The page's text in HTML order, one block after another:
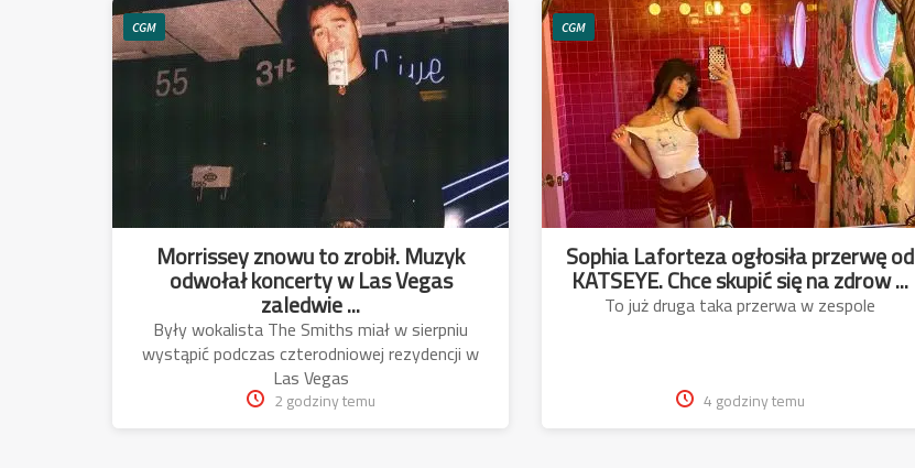
CGM
Morrissey znowu to zrobił. Muzyk
odwołał koncerty w Las Vegas
zaledwie ...
Były wokalista The Smiths miał w sierpniu
wystąpić podczas czterodniowej rezydencji w
Las Vegas
2 godziny temu
CGM
Sophia Laforteza ogłosiła przerwę od
KATSEYE. Chce skupić się na zdrow ...
To już druga taka przerwa w zespole
4 godziny temu